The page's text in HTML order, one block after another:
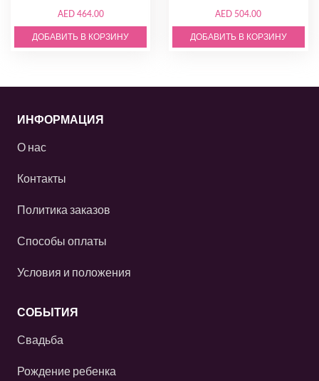
AED 464.00
ДОБАВИТЬ В КОРЗИНУ
AED 504.00
ДОБАВИТЬ В КОРЗИНУ
ИНФОРМАЦИЯ
О нас
Контакты
Политика заказов
Способы оплаты
Условия и положения
СОБЫТИЯ
Свадьба
Рождение ребенка